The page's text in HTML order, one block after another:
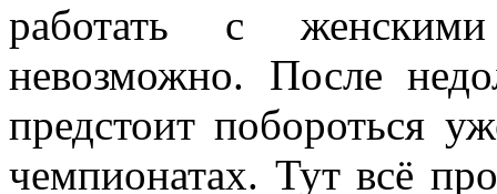
работать с
невозможно. После
предстоит побороться
чемпионатах. Тут всё